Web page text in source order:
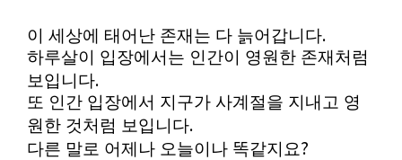
이 세상에 태어난 존재는 다 늙어갑니다.
하루살이 입장에서는 인간이 영원한 존재처럼
보입니다.
또 인간 입장에서 지구가 사계절을 지내고 영
원한 것처럼 보입니다.
다른 말로 어제나 오늘이나 똑같지요?